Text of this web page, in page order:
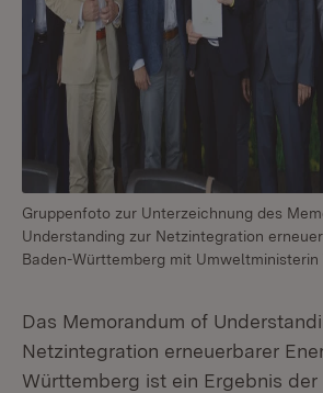
Gruppenfoto zur Unterzeichnung des
Understanding zur Netzintegration
Baden-Württemberg mit Umweltministerin
Das Memorandum of
Netzintegration erneuerbarer
Württemberg ist ein Ergebnis